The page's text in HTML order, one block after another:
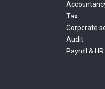
Tax
Corporate
Audit
Payroll & HR